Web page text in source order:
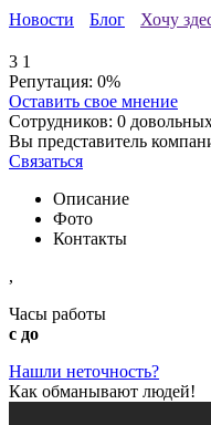
Новости Блог Хочу
3 1
Репутация: 0%
Оставить свое мнение
Сотрудников: 0
Вы представитель
Связаться
Описание
Фото
Контакты
,
Часы работы
с до
Нашли неточность?
Как обманывают людей!